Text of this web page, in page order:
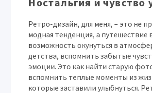
Ретро-дизайн, для меня, – это не
модная тенденция, а путешествие
возможность окунуться в
детства, вспомнить забытые
эмоции. Это как найти старую
вспомнить теплые моменты из
которые заставили улыбнуться.